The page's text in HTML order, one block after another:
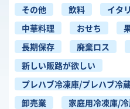
その他
飲料 イタ
中華料理
おせち
長期保存
廃棄ロス
新しい販路が欲しい
プレハブ冷凍庫/プレハブ冷
卸売業
家庭用冷凍庫/